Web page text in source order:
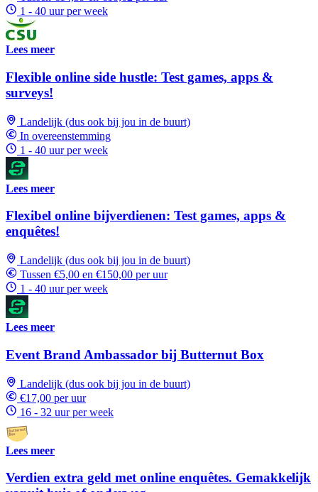
1 - 40 uur per week
Lees meer
Flexible online side hustle: Test games, apps &
surveys!
Landelijk (dus ook bij jou in de buurt)
In overeenstemming
1 - 40 uur per week
Lees meer
Flexibel online bijverdienen: Test games, apps &
enquêtes!
Landelijk (dus ook bij jou in de buurt)
Tussen €5,00 en €150,00 per uur
1 - 40 uur per week
Lees meer
Event Brand Ambassador bij Butternut Box
Landelijk (dus ook bij jou in de buurt)
€17,00 per uur
16 - 32 uur per week
Lees meer
Verdien extra geld met online enquêtes. Gemakkelijk